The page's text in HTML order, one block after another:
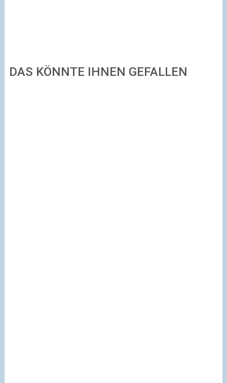
DAS KÖNNTE IHNEN GEFALLEN